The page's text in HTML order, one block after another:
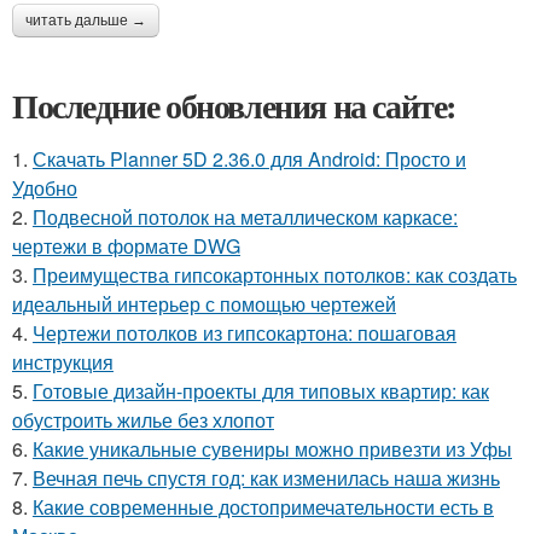
читать дальше →
Последние обновления на сайте:
1. Скачать Planner 5D 2.36.0 для Android: Просто и
Удобно
2. Подвесной потолок на металлическом каркасе:
чертежи в формате DWG
3. Преимущества гипсокартонных потолков: как создать
идеальный интерьер с помощью чертежей
4. Чертежи потолков из гипсокартона: пошаговая
инструкция
5. Готовые дизайн-проекты для типовых квартир: как
обустроить жилье без хлопот
6. Какие уникальные сувениры можно привезти из Уфы
7. Вечная печь спустя год: как изменилась наша жизнь
8. Какие современные достопримечательности есть в